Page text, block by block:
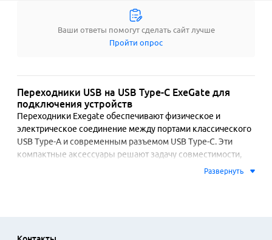
Ваши ответы помогут сделать сайт лучше
Пройти опрос
Переходники USB на USB Type-C ExeGate для
подключения устройств
Переходники Exegate обеспечивают физическое и
электрическое соединение между портами классического
USB Type-A и современным разъемом USB Type-C. Эти
компактные аксессуары решают задачу совместимости,
позволяя подключать новую технику к существующей
Развернуть